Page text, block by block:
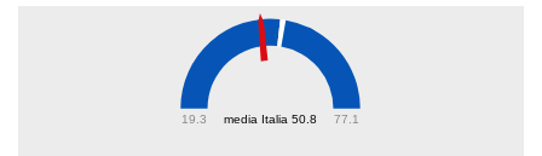
media Italia 50.8
19.3 77.1